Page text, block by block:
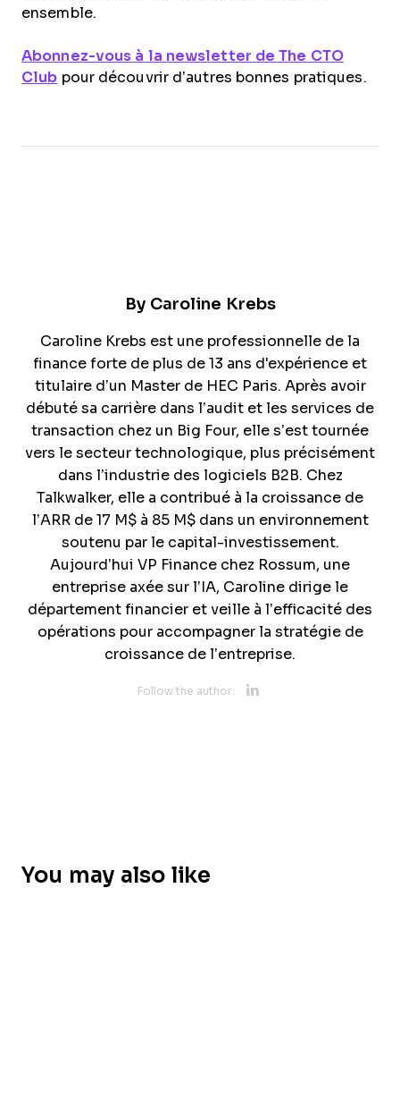
ensemble.
Abonnez-vous à la newsletter de The CTO
Club pour découvrir d’autres bonnes pratiques.
By Caroline Krebs
Caroline Krebs est une professionnelle de la
finance forte de plus de 13 ans d'expérience et
titulaire d’un Master de HEC Paris. Après avoir
débuté sa carrière dans l’audit et les services de
transaction chez un Big Four, elle s’est tournée
vers le secteur technologique, plus précisément
dans l’industrie des logiciels B2B. Chez
Talkwalker, elle a contribué à la croissance de
l’ARR de 17 M$ à 85 M$ dans un environnement
soutenu par le capital-investissement.
Aujourd’hui VP Finance chez Rossum, une
entreprise axée sur l’IA, Caroline dirige le
département financier et veille à l’efficacité des
opérations pour accompagner la stratégie de
croissance de l’entreprise.
Follow the author: Opens new
You may also like